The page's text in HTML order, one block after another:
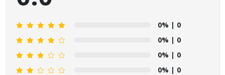
0% | 0
0% | 0
0% | 0
0% | 0